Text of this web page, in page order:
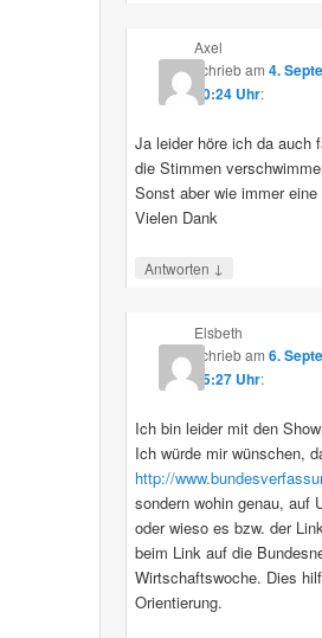
Axel
schriebam 4.
10:24 Uhr:
Ja leider höre ich da auch
die Stimmen
Sonst aber wie immer
Vielen Dank
Antworten ↓
Elsbeth
schriebam 6.
15:27 Uhr:
Ich bin leider mit den
Ich würde mir wünschen,
http://
sondern wohin genau, auf
oder wieso es bzw. der
beim Link auf die
Wirtschaftswoche. Dies
Orientierung.